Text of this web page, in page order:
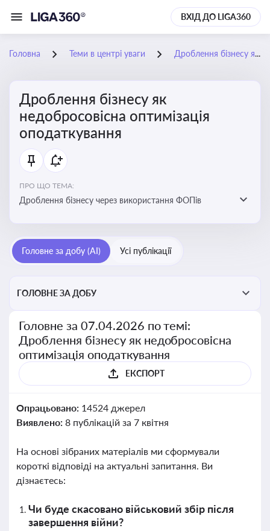
ВХІД ДО LIGA360
Головна Теми в центрі уваги Дроблення бізнесу як недобросовісна оптимізація оподаткування
Дроблення бізнесу як
недобросовісна оптимізація
оподаткування
ПРО ЩО ТЕМА:
Дроблення бізнесу через використання ФОПів
Головне за добу (AI) Усі публікації
ГОЛОВНЕ ЗА ДОБУ
Головне за 07.04.2026 по темі:
Дроблення бізнесу як недобросовісна
оптимізація оподаткування
ЕКСПОРТ
Опрацьовано: 14524 джерел
Виявлено: 8 публікацій за 7 квітня
На основі зібраних матеріалів ми сформували
короткі відповіді на актуальні запитання. Ви
дізнаєтесь:
Чи буде скасовано військовий збір після
завершення війни?